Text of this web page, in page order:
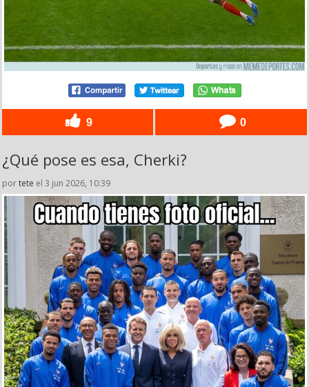
9 0
¿Qué pose es esa, Cherki?
portete el 3 jun 2026, 10:39